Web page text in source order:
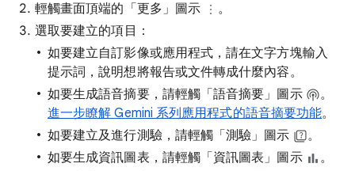
輕觸畫面頂端的「更多」圖示
。
選取要建立的項目：
如要建立自訂影像或應用程式，請在文字方塊輸入
提示詞，說明想將報告或文件轉成什麼內容。
如要生成語音摘要，請輕觸「語音摘要」圖示
。
進一步瞭解 Gemini 系列應用程式的語音摘要功能。
如要建立及進行測驗，請輕觸「測驗」圖示
。
如要生成資訊圖表，請輕觸「資訊圖表」圖示
。